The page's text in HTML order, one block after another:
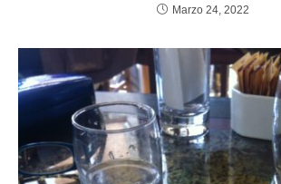
Marzo 24, 2022